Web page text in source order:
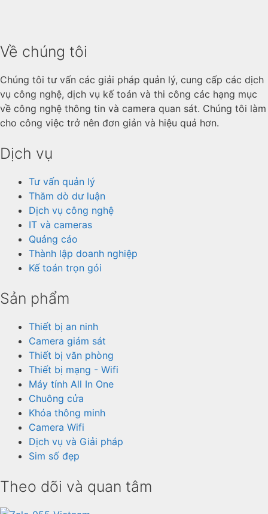
Về chúng tôi
Chúng tôi tư vấn các giải pháp quản lý, cung cấp các dịch
vụ công nghệ, dịch vụ kế toán và thi công các hạng mục
về công nghệ thông tin và camera quan sát. Chúng tôi làm
cho công việc trở nên đơn giản và hiệu quả hơn.
Dịch vụ
Tư vấn quản lý
Thăm dò dư luận
Dịch vụ công nghệ
IT và cameras
Quảng cáo
Thành lập doanh nghiệp
Kế toán trọn gói
Sản phẩm
Thiết bị an ninh
Camera giám sát
Thiết bị văn phòng
Thiết bị mạng - Wifi
Máy tính All In One
Chuông cửa
Khóa thông minh
Camera Wifi
Dịch vụ và Giải pháp
Sim số đẹp
Theo dõi và quan tâm